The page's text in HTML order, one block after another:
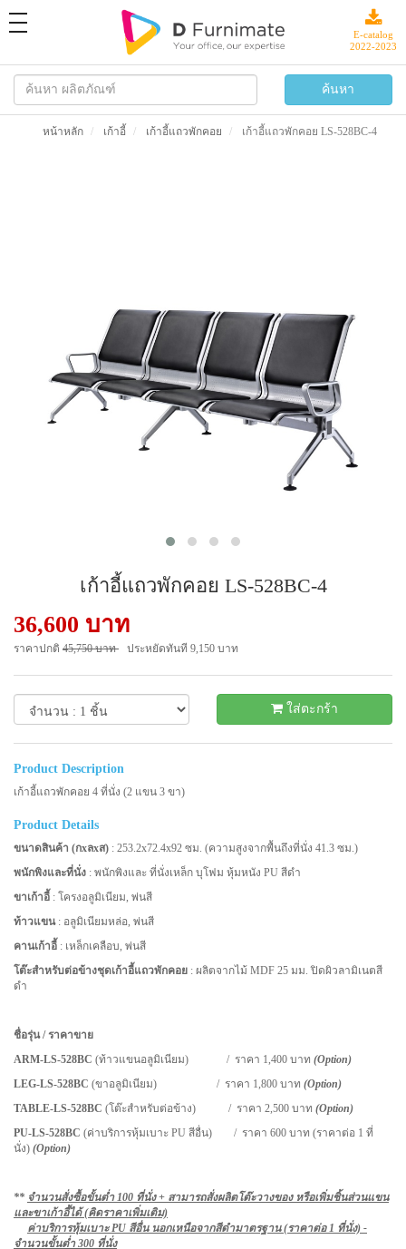
toggle
navigation
E-catalog
2022-2023
หน้าหลัก เก้าอี้ เก้าอี้แถวพักคอย เก้าอี้แถวพักคอย LS-528BC-4
เก้าอี้แถวพักคอย LS-528BC-4
36,600 บาท
ราคาปกติ 45,750 บาท ประหยัดทันที 9,150 บาท
ใส่ตะกร้า
Product Description
เก้าอี้แถวพักคอย 4 ที่นั่ง (2 แขน 3 ขา)
Product Details
ขนาดสินค้า (กxลxส) : 253.2x72.4x92 ซม. (ความสูงจากพื้นถึงที่นั่ง 41.3 ซม.)
พนักพิงและที่นั่ง : พนักพิงและ ที่นั่งเหล็ก บุโฟม หุ้มหนัง PU สีดำ
ขาเก้าอี้ : โครงอลูมิเนียม, พ่นสี
ท้าวแขน: อลูมิเนียมหล่อ, พ่นสี
คานเก้าอี้ : เหล็กเคลือบ, พ่นสี
โต๊ะสำหรับต่อข้างชุดเก้าอี้แถวพักคอย : ผลิตจากไม้ MDF 25 มม. ปิดผิวลามิเนตสี
ดำ
ชื่อรุ่น / ราคาขาย
ARM-LS-528BC (ท้าวแขนอลูมิเนียม) / ราคา 1,400 บาท (Option)
LEG-LS-528BC (ขาอลูมิเนียม) / ราคา 1,800 บาท (Option)
TABLE-LS-528BC (โต๊ะสำหรับต่อข้าง) / ราคา 2,500 บาท (Option)
PU-LS-528BC (ค่าบริการหุ้มเบาะ PU สีอื่น) / ราคา 600 บาท (ราคาต่อ 1 ที่
นั่ง) (Option)
** จำนวนสั่งซื้อขั้นต่ำ 100 ที่นั่ง + สามารถสั่งผลิตโต๊ะวางของ หรือเพิ่มชิ้นส่วนแขน
และขาเก้าอี้ได้ (คิดราคาเพิ่มเติม)
ค่าบริการหุ้มเบาะ PU สีอื่น นอกเหนือจากสีดำมาตรฐาน (ราคาต่อ 1 ที่นั่ง) -
จำนวนขั้นต่ำ 300 ที่นั่ง